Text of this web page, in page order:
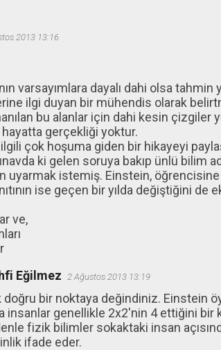
2013 13:16
varsayımlara dayalı dahi olsa
ilgi duyan bir mühendis olarak
bu alanlar için dahi kesin çizgiler
gerçekliği yoktur.
çok hoşuma giden bir hikayeyi
ki gelen soruya bakıp ünlü bilim
uyarmak istemiş. Einstein,
ise geçen bir yılda değiştiğini de
ve,
Eğilmez 2 Ağustos 2013 13:19
doğru bir noktaya değindiniz. Einstein
insanlar genellikle 2x2'nin 4 ettiğini bir
fizik bilimler sokaktaki insan
ifade eder.